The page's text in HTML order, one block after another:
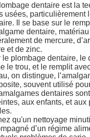
dentaire est la
usées, particulièrement
Il se base sur le
dentaire,
de mercure,
et de zinc.
le plombage dentaire,
le trou, et le remplit
on distingue,
souvent utilisé
dentaires
aux enfants, et
qu'un nettoyage
d’un régime